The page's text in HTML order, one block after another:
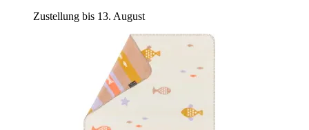
Zustellung bis 13. August